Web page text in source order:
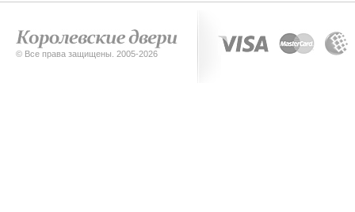
© Все права защищены. 2005-2026